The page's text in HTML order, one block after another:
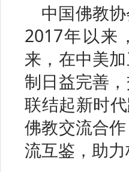
中国佛教
2017年以来
来，在中美
制日益完善
联结起新时
佛教交流合
流互鉴，助